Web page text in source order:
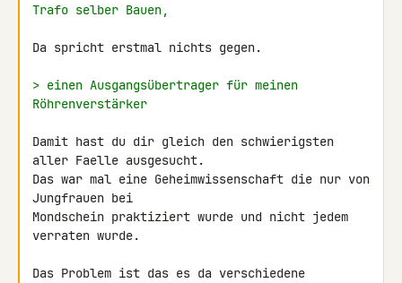
Trafo selber Bauen,
Da spricht erstmal nichts gegen.
> einen Ausgangsübertrager für meinen
Röhrenverstärker
Damit hast du dir gleich den schwierigsten
aller Faelle ausgesucht.
Das war mal eine Geheimwissenschaft die nur von
Jungfrauen bei
Mondschein praktiziert wurde und nicht jedem
verraten wurde.
Das Problem ist das es da verschiedene